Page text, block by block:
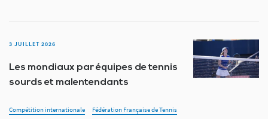
3 JUILLET 2026
Les mondiaux par équipes de tennis
sourds et malentendants
Compétition internationale
Fédération Française de Tennis